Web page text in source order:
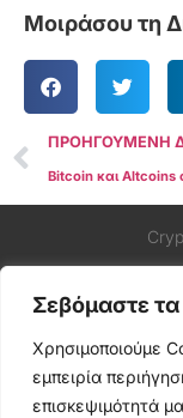
Σεβόμαστε
Χρησιμοποιούμε
εμπειρία
επισκεψιμότητά
Μοιράσου τη